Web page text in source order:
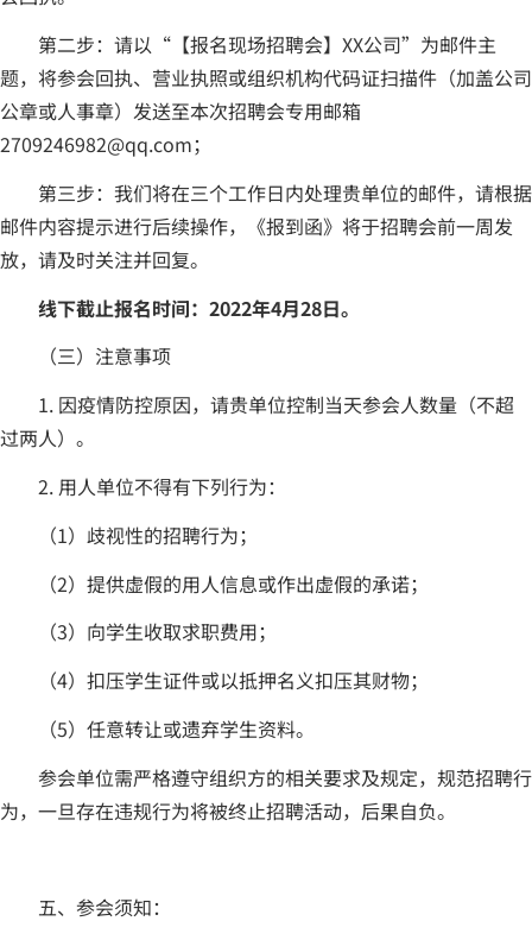
第二步： 请以“【报名现场招聘会】XX公司”为邮件主
题，将参会回执、营业执照或组织机构代码证扫描件（加盖公司
公章或人事章）发送至本次招聘会专用邮箱
2709246982@qq.com；
第三步：我们将在三个工作日内处理贵单位的邮件，请根据
邮件内容提示进行后续操作，《报到函》将于招聘会前一周发
放，请及时关注并回复。
线下截止报名时间：2022年4月28日。
（三）注意事项
1. 因疫情防控原因，请贵单位控制当天参会人数量（不超
过两人）。
2. 用人单位不得有下列行为：
（1）歧视性的招聘行为；
（2）提供虚假的用人信息或作出虚假的承诺；
（3）向学生收取求职费用；
（4）扣压学生证件或以抵押名义扣压其财物；
（5）任意转让或遗弃学生资料。
参会单位需严格遵守组织方的相关要求及规定，规范招聘行
为，一旦存在违规行为将被终止招聘活动，后果自负。
五、参会须知：